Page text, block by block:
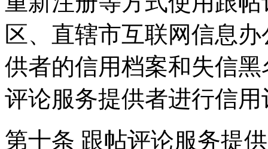
区、直辖市互联网信息
供者的信用档案和失信
评论服务提供者进行信用
第十条 跟帖评论服务提